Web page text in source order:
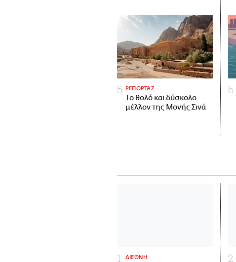
ΡΕΠΟΡΤΑΖ
Το θολό και δύσκολο
μέλλον της Μονής Σινά
ΔΙΕΘΝΗ